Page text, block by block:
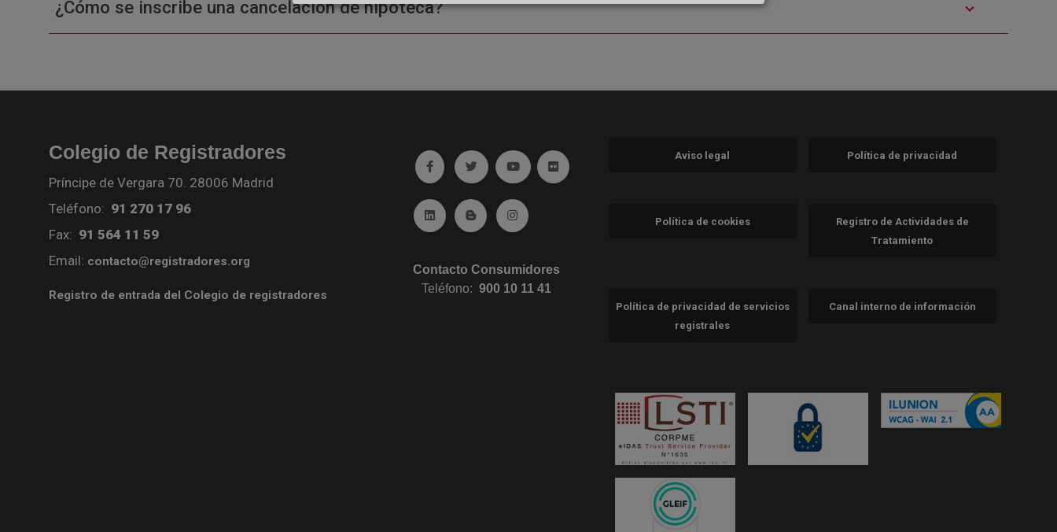
¿Cómo se inscribe una cancelación de hipoteca?
Colegio de Registradores
Príncipe de Vergara 70. 28006 Madrid
Teléfono: 91 270 17 96
Fax: 91 564 11 59
Email: contacto@registradores.org
Registro de entrada del Colegio de registradores
Ir a facebook (abre en ventana nueva)
Ir a twitter (abre en ventana nueva)
Ir a YouTube (abre en ventana nueva)
Ir a Flickr (abre en ventana nueva)
Ir a Linkedin (abre en ventana nueva)
Ir al Blog (abre en ventana nueva)
Ir a Instagram (abre en ventana nueva)
Contacto Consumidores
Teléfono:900 10 11 41
Aviso legal Política de privacidad
Política de cookies
Registro de Actividades de
Tratamiento
Política de privacidad de servicios
registrales
Canal interno de información